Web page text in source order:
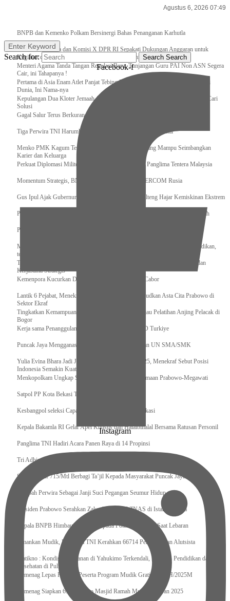
Agustus 6, 2026 07:49
BNPB dan Kemenko Polkam Bersinergi Bahas Penanganan Karhutla
Raker Kemenpora dan Komisi X DPR RI Sepakati Dukungan Anggaran untuk
Kegiatan dan Program Prioritas Pemuda dan Olahraga
Menteri Agama Tanda Tangan Regulasi Baru, Tunjangan Guru PAI Non ASN Segera
Cair, ini Tahapanya !
Pertama di Asia Enam Atlet Panjat Tebing Indonesia Taklukkan Tebing Tertinggi
Dunia, Ini Nama-nya
Kepulangan Dua Kloter Jemaah Asal Surabaya Tertunda, Kemenag Upayakan Cari
Solusi
Gagal Salur Terus Berkurang, Gus Ipul: 405 Ribu Lebih Bansos Cair
Tiga Perwira TNI Harumkan Indonesia Di Kancah Internasional
Menko PMK Kagum Terhadap Perempuan Modern yang Mampu Seimbangkan
Karier dan Keluarga
Perkuat Diplomasi Militer, Panglima TNI Terima CC Panglima Tentera Malaysia
Momentum Strategis, BNPB Terima Kunjungan EMERCOM Rusia
Gus Ipul Ajak Gubernur dan Bupati/Wali Kota se-Kalteng Hajar Kemiskinan Ekstrem
Panglima TNI Sambut Kedatangan Presiden RI Usai Lawatan ke Timur Tengah
Pengurus Pusat Pordasi Pacu Dapat Pesan dari Sri Paduka
Menag RI dan Dua Menteri Yordania Jalin Sinergi Bidang Wakaf dan Pendidikan,
termasuk Beasiswa
Tiba di Tanah Air, Presiden Prabowo Subianto Bawa Komitmen Investasi dan
Kerjasama Strategis
Kemenpora Kucurkan Dana untuk Pelatnas pada 13 Cabor
Lantik 6 Pejabat, Menekraf Tegaskan Komitmen Wujudkan Asta Cita Prabowo di
Sektor Ekraf
Tingkatkan Kemampuan K9 TNI, Panglima TNI Tinjau Pelatihan Anjing Pelacak di
Bogor
Kerja sama Penanggulangan Bencana BNPB – AFAD Turkiye
Puncak Jaya Mengganas, TNI-POLRI Solid Amankan UN SMA/SMK
Yulia Evina Bhara Jadi Juri Festival Film Cannes 2025, Menekraf Sebut Posisi
Indonesia Semakin Kuat
Menkopolkam Ungkap Spirit Persatuan dan Kebersamaan Prabowo-Megawati
Satpol PP Kota Bekasi Tertibkan PPKS
Kesbangpol seleksi Capaska 736 Siswa/i se-Kota Bekasi
Kepala Bakamla RI Gelar Apel Khusus dan Halalbihalal Bersama Ratusan Personil
Panglima TNI Hadiri Acara Panen Raya di 14 Propinsi
Tri Adhianto : Kota Bekasi Bisa Mempertahankan Keharmonisasian
Satgas Yonif 715/Mtl Berbagi Ta’jil Kepada Masyarakat Puncak Jaya
Sumpah Perwira Sebagai Janji Suci Pegangan Seumur Hidup
Presiden Prabowo Serahkan Zakat kepada BAZNAS di Istana Negara
Kepala BNPB Himbau Pemda Waspada Potensi Bencana Saat Lebaran
Amankan Mudik, Panglima TNI Kerahkan 66714 Personel Dan Alutsista
Pratikno : Kondisi Keamanan di Yahukimo Terkendali, Layanan Pendidikan dan
Kesehatan di Pulihkan
Kemenag Lepas Ratusan Peserta Program Mudik Gratis 1446 H/2025M
Kemenag Siapkan 6.180 Posko Masjid Ramah Mudik Lebaran 2025
Enter Keyword
Search for: Search Search
Facebook-f
Instagram